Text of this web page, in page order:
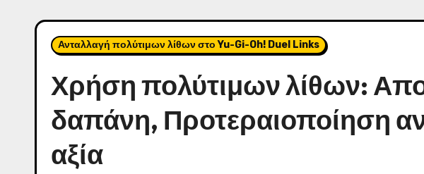
Ανταλλαγή πολύτιμων λίθων στο Yu-Gi-Oh! Duel Links
Χρήση πολύτιμων λίθων:
δαπάνη, Προτεραιοποίηση
αξία